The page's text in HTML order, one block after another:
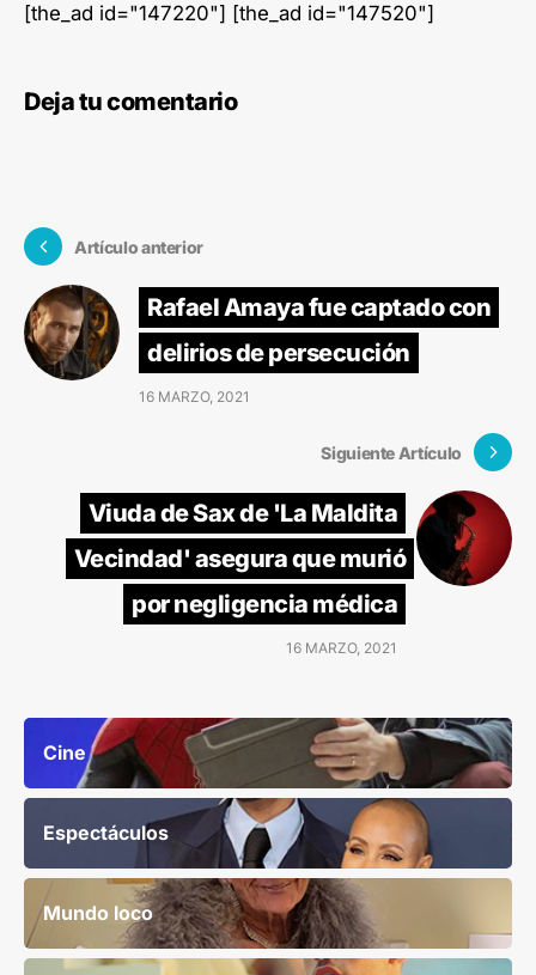
[the_ad id="147220"] [the_ad id="147520"]
Deja tu comentario
Artículo anterior
Rafael Amaya fue captado con
delirios de persecución
16 MARZO, 2021
Siguiente Artículo
Viuda de Sax de 'La Maldita
Vecindad' asegura que murió
por negligencia médica
16 MARZO, 2021
Cine
Espectáculos
Mundo loco